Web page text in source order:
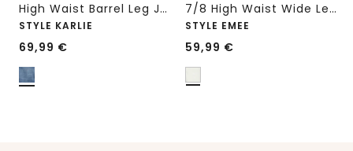
High Waist Barrel Leg Jeans im Loose Fit
STYLE KARLIE
69,99 €
7/8 High Waist Wide Leg Jeans im Loose Fit
STYLE EMEE
59,99 €